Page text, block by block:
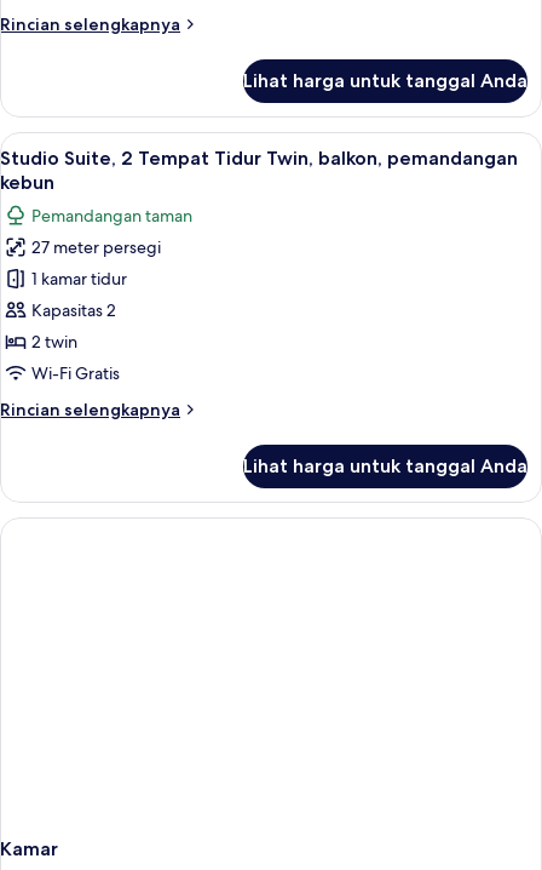
balkon,
Rincian selengkapnya
Rincian
Studio
Suite,
1
Tempat
Double,
balkon,
pemandangan
kebun
Lihat harga untuk tanggal Anda
Lihat
semua
foto
untuk
Studio
Suite,
2
Tempat
Tidur
balkon,
Studio Suite, 2 Tempat Tidur Twin,
8
Studio Suite, 2 Tempat Tidur Twin, balkon, pemandangan
kebun
Pemandangan taman
27 meter persegi
1 kamar tidur
Kapasitas 2
2 twin
Wi-Fi Gratis
Rincian selengkapnya
Rincian
Studio
Suite,
2
Lihat harga untuk tanggal Anda
Kamar